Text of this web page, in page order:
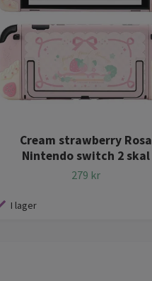
Cream strawberry Rosa
Nintendo switch 2 skal
279 kr
I lager